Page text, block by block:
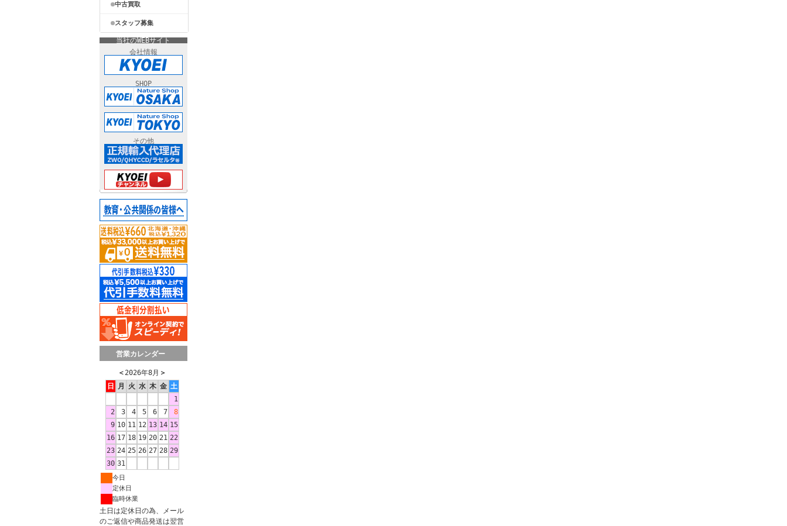
中古買取
スタッフ募集
当社のWEBサイト
会社情報
SHOP
その他
営業カレンダー
＜ 2026年8月 ＞
日
月 火 水 木 金 土
1
2
3 4 5 6 7
8
9 10 11 12 13 14 15
16 17 18 19 20 21 22
23 24 25 26 27 28 29
30 31
今日
定休日
臨時休業
土日は定休日の為、メール
のご返信や商品発送は翌営